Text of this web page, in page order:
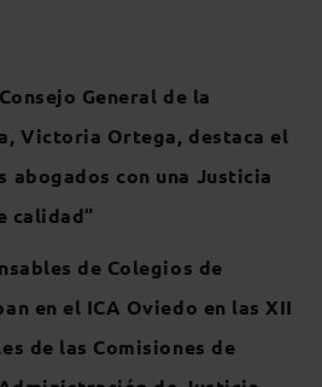
General de la
Victoria Ortega, destaca el
abogados con una Justicia
calidad”
de Colegios de
en el ICA Oviedo en las XII
de las Comisiones de